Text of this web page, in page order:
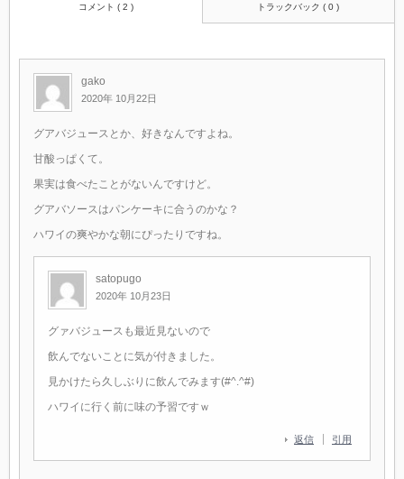
コメント ( 2 ) トラックバック ( 0 )
gako
2020年 10月22日
グアバジュースとか、好きなんですよね。
甘酸っぱくて。
果実は食べたことがないんですけど。
グアバソースはパンケーキに合うのかな？
ハワイの爽やかな朝にぴったりですね。
satopugo
2020年 10月23日
返信 引用
グァバジュースも最近見ないので
飲んでないことに気が付きました。
見かけたら久しぶりに飲んでみます(#^.^#)
ハワイに行く前に味の予習ですｗ